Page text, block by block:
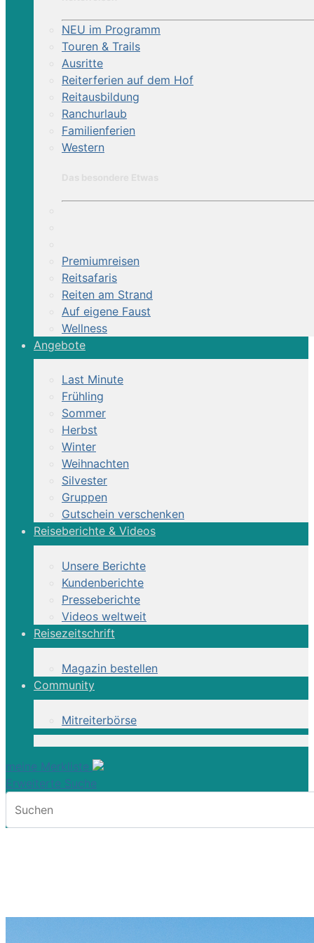
NEU im Programm
Touren & Trails
Ausritte
Reiterferien auf dem Hof
Reitausbildung
Ranchurlaub
Familienferien
Western
Premiumreisen
Reitsafaris
Reiten am Strand
Auf eigene Faust
Wellness
Angebote
Last Minute
Frühling
Sommer
Herbst
Winter
Weihnachten
Silvester
Gruppen
Gutschein verschenken
Reiseberichte & Videos
Unsere Berichte
Kundenberichte
Presseberichte
Videos weltweit
Reisezeitschrift
Magazin bestellen
Community
Mitreiterbörse
meine Merkliste
Erweiterte Suche